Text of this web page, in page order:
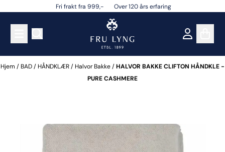
Hopp til innholdFri frakt fra 999,- Over 120 års erfaring
Hjem /BAD/HÅNDKLÆR/Halvor Bakke/HALVOR BAKKE CLIFTON HÅNDKLE -
PURE CASHMERE